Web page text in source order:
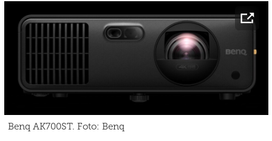
Benq AK700ST. Foto: Benq